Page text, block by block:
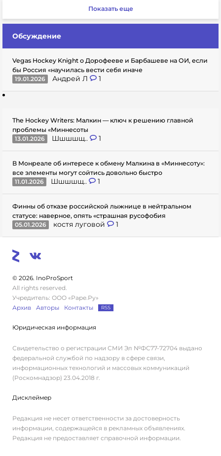
Показать еще
Обсуждение
Vegas Hockey Knight о Дорофееве и Барбашеве на ОИ, если
бы Россия «научилась вести себя иначе
19.01.2026
Андрей Л 1
The Hockey Writers: Малкин — ключ к решению главной
проблемы «Миннесоты
13.01.2026
Шшшшщ.. 1
В Монреале об интересе к обмену Малкина в «Миннесоту»:
все элементы могут сойтись довольно быстро
11.01.2026
Шшшшщ.. 1
Финны об отказе российской лыжнице в нейтральном
статусе: наверное, опять «страшная русофобия
05.01.2026
костя луговой 1
© 2026. InoProSport
All rights reserved.
Учредитель: ООО «Раре.Ру»
Архив
Авторы Контакты RSS
Юридическая информация
Свидетельство о регистрации СМИ Эл №ФС77-72704 выдано
федеральной службой по надзору в сфере связи,
информационных технологий и массовых коммуникаций
(Роскомнадзор) 23.04.2018 г.
Дисклеймер
Редакция не несет ответственности за достоверность
информации, содержащейся в рекламных объявлениях.
Редакция не предоставляет справочной информации.